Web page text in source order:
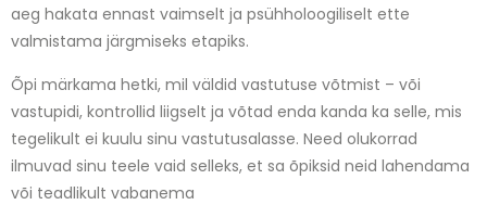
aeg hakata ennast vaimselt ja psühholoogiliselt ette
valmistama järgmiseks etapiks.
Õpi märkama hetki, mil väldid vastutuse võtmist – või
vastupidi, kontrollid liigselt ja võtad enda kanda ka selle, mis
tegelikult ei kuulu sinu vastutusalasse. Need olukorrad
ilmuvad sinu teele vaid selleks, et sa õpiksid neid lahendama
või teadlikult vabanema